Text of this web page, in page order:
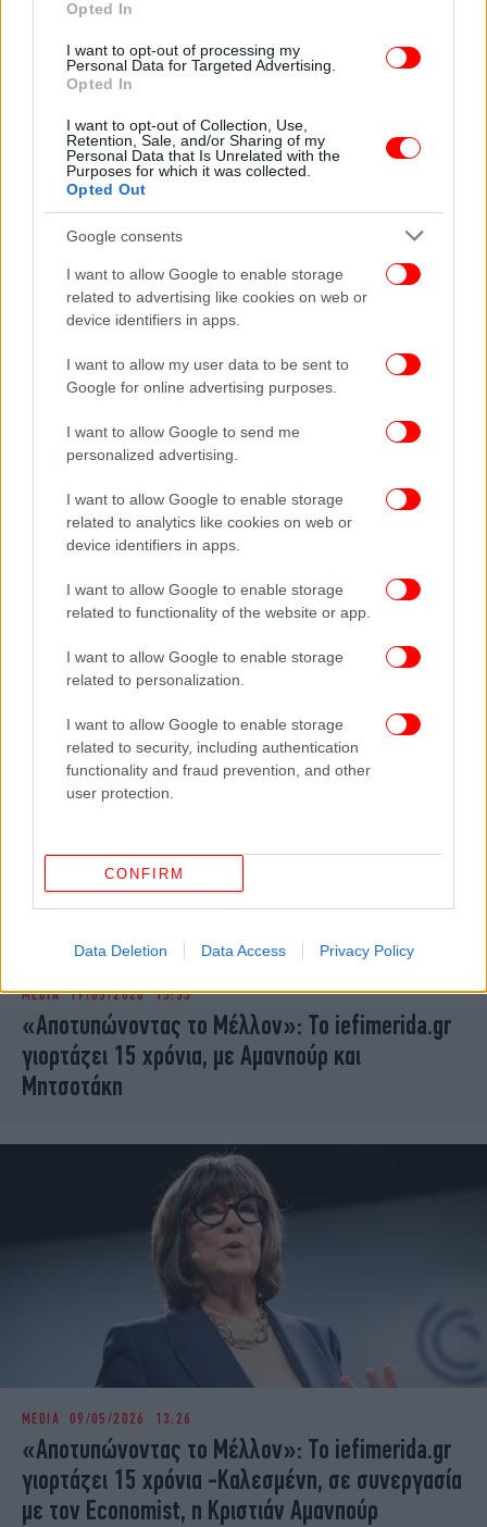
Opted In
I want to opt-out of processing my
Personal Data for Targeted Advertising.
Opted In
I want to opt-out of Collection, Use,
Retention, Sale, and/or Sharing of my
Personal Data that Is Unrelated with the
Purposes for which it was collected.
Opted Out
Google consents
I want to allow Google to enable storage
related to advertising like cookies on web or
device identifiers in apps.
I want to allow my user data to be sent to
Google for online advertising purposes.
I want to allow Google to send me
personalized advertising.
I want to allow Google to enable storage
related to analytics like cookies on web or
device identifiers in apps.
I want to allow Google to enable storage
related to functionality of the website or app.
I want to allow Google to enable storage
related to personalization.
I want to allow Google to enable storage
related to security, including authentication
functionality and fraud prevention, and other
user protection.
CONFIRM
Data Deletion Data Access Privacy Policy
09/06/2026 19:25
Ποιοι έδωσαν το «παρών» στην εκδήλωση για
τα 15 χρόνια του iefimerida -Πολιτικοί,
δημοσιογράφοι, άνθρωποι των τεχνών
[φωτογραφίες]
«15 χρόνια iefimerida»: Απόψε η εκδήλωση
«Αποτυπώνοντας το Μέλλον» και η συζήτηση
Αμανπούρ-Μητσοτάκη
MEDIA 19/05/2026 15:33
«Αποτυπώνοντας το Μέλλον»: Το iefimerida.gr
γιορτάζει 15 χρόνια, με Αμανπούρ και
Μητσοτάκη
MEDIA 09/05/2026 13:26
«Αποτυπώνοντας το Μέλλον»: Το iefimerida.gr
γιορτάζει 15 χρόνια -Καλεσμένη, σε συνεργασία
με τον Economist, η Κριστιάν Αμανπούρ